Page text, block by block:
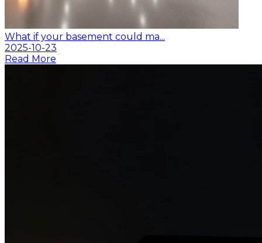
What if your basement could ma...
2025-10-23
Read More